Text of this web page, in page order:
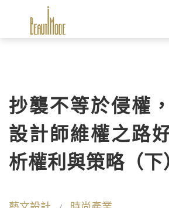
抄襲不等於侵權
設計師維權之路
析權利與策略（下